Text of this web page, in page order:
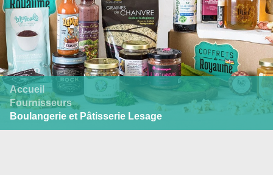
Accueil
Fournisseurs
Boulangerie et Pâtisserie Lesage